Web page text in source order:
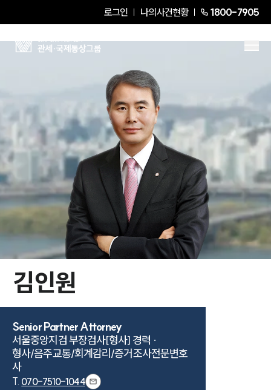
로그인 나의사건현황 1800-7905
김인원Senior Partner Attorney
김인원
Senior Partner Attorney
서울중앙지검 부장검사[형사] 경력 ·
형사/음주교통/회계감리/증거조사전문변호
사
T. 070-7510-1044